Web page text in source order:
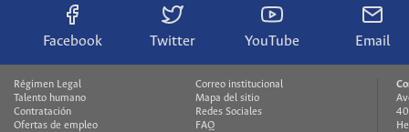
Facebook Twitter YouTube Email
Régimen Legal
Talento humano
Contratación
Ofertas de empleo
Correo institucional
Mapa del sitio
Redes Sociales
FAQ